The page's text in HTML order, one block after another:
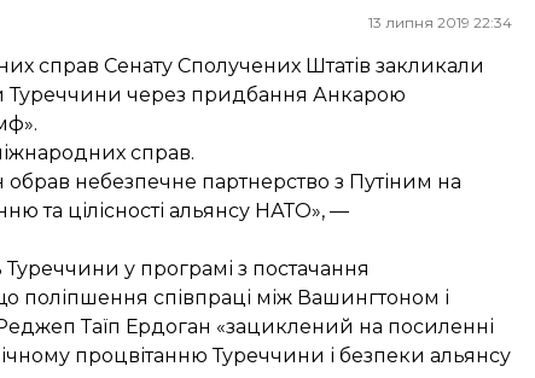
13 липня 2019 22:34
справ Сенату Сполучених Штатів закликали
Туреччини через придбання Анкарою
справ.
небезпечне партнерство з Путіним на
та цілісності альянсу НАТО», —
у програмі з постачання
поліпшення співпраці між Вашингтоном і
Таїп Ердоган «зациклений на посиленні
процвітанню Туреччини і безпеки альянсу